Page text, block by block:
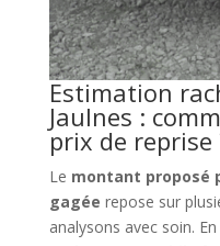
Estimation
Jaulnes :
prix de reprise
Le montant proposé
gagée repose sur
analysons avec soin.